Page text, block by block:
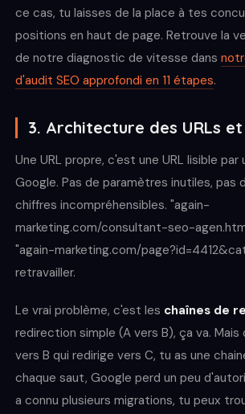
ce cas, tu laisses de la place à tes
positions en haut de page. Retrouve la
de notre diagnostic de vitesse dans
d'audit SEO approfondi en 11 étapes.
3. Architecture des URLs
Une URL propre, c'est une URL lisible par
Google. Pas de paramètres inutiles, pas
chiffres incompréhensibles. "again-
marketing.com/consultant-seo-
"again-marketing.com/
retravailler.
Le vrai problème, c'est les chaînes de
redirection simple (A vers B), ça va. Mais
vers B qui redirige vers C, tu as une
chaque saut, Google perd un peu
a connu plusieurs migrations, tu peux